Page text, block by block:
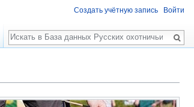
Создать учётную запись Войти
Поиск